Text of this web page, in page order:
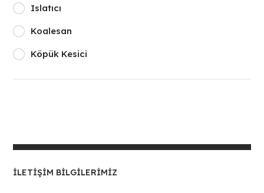
Islatıcı
Koalesan
Köpük Kesici
İLETIŞIM BILGILERIMIZ